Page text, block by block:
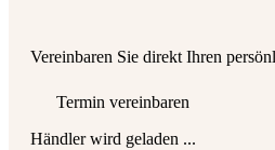
Vereinbaren Sie direkt Ihren
Termin vereinbaren
Händler wird geladen ...